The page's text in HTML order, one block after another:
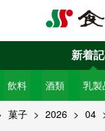
新着
飲料 酒類 乳製
菓子 2026
04